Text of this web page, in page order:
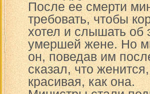
После ее смерти
требовать, чтобы
хотел и слышать
умершей жене. Но
он, поведав им
сказал, что
красивая, как она.